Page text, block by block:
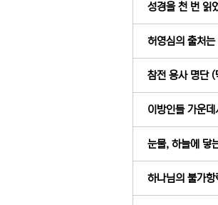
성경을 천 번 읽
허영심의 출처
참전 용사 명단
이방인들 가운
눈물, 하늘에 닿
하나님의 불가